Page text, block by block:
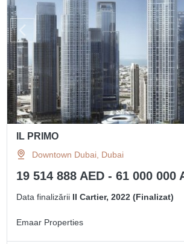
IL PRIMO
Downtown Dubai, Dubai
19 514 888 AED - 61 000 000
Data finalizării II Cartier, 2022 (Finalizat)
Emaar Properties